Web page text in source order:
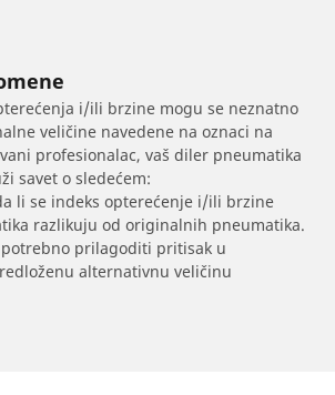
i/ili brzine mogu se neznatno
veličine navedene na oznaci na
profesionalac, vaš diler pneumatika
savet o sledećem:
li se indeks opterećenje i/ili brzine
razlikuju od originalnih pneumatika.
prilagoditi pritisak u
alternativnu veličinu